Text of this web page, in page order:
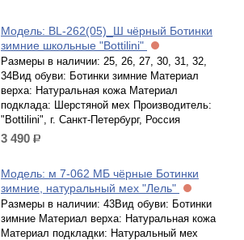
Модель: BL-262(05)_Ш чёрный Ботинки
зимние школьные "Bottilini"
Размеры в наличии: 25, 26, 27, 30, 31, 32,
34Вид обуви: Ботинки зимние Материал
верха: Натуральная кожа Материал
подклада: Шерстяной мех Производитель:
"Bottilini", г. Санкт-Петербург, Россия
3 490 р.
Модель: м 7-062 МБ чёрные Ботинки
зимние, натуральный мех "Лель"
Размеры в наличии: 43Вид обуви: Ботинки
зимние Материал верха: Натуральная кожа
Материал подкладки: Натуральный мех